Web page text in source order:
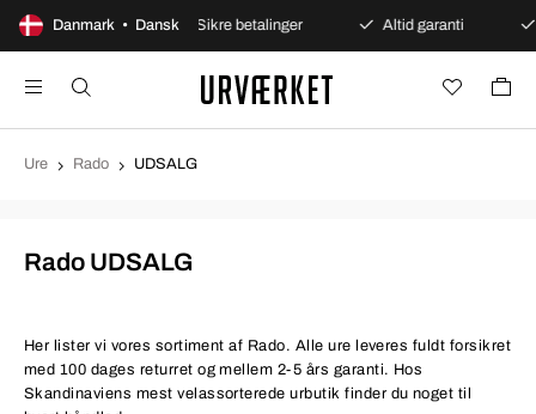
Danmark • Dansk
køb Sikre betalinger Altid garanti
Ure Rado UDSALG
Rado UDSALG
Her lister vi vores sortiment af Rado. Alle ure leveres fuldt forsikret
med 100 dages returret og mellem 2-5 års garanti. Hos
Skandinaviens mest velassorterede urbutik finder du noget til